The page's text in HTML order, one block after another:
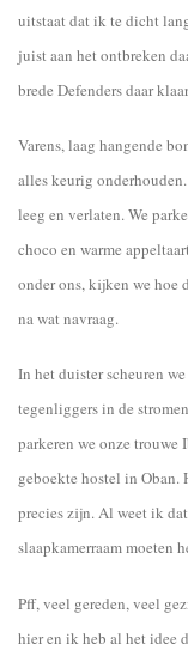
uitstaat dat ik te dicht
juist aan het ontbreken
brede Defenders daar
Varens, laag hangende
alles keurig
leeg en verlaten. We
choco en warme
onder ons, kijken we hoe
na wat navraag.
In het duister scheuren
tegenliggers in de
parkeren we onze trouwe
geboekte hostel in Oban.
precies zijn. Al weet ik
slaapkamerraam moeten
Pff, veel gereden, veel
hier en ik heb al het idee